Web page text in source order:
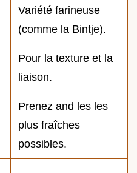
Variété farineuse
(comme la Bintje).
Pour la texture et la
liaison.
Prenez and les les
plus fraîches
possibles.